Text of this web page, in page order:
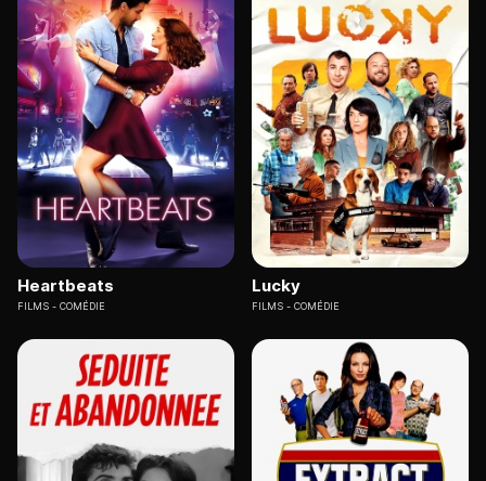
Heartbeats
FILMS COMÉDIE
Lucky
FILMS COMÉDIE